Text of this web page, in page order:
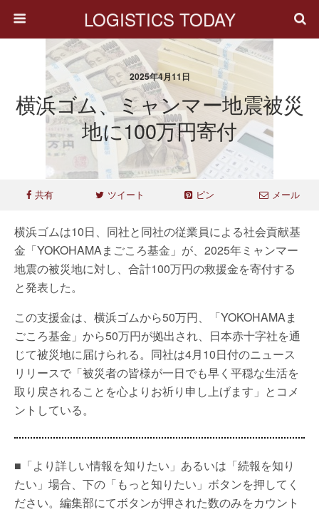
LOGISTICS TODAY
2025年4月11日
横浜ゴム、ミャンマー地震被災
地に100万円寄付
共有 ツイート ピン メール
横浜ゴムは10日、同社と同社の従業員による社会貢献基
金「YOKOHAMAまごころ基金」が、2025年ミャンマー
地震の被災地に対し、合計100万円の救援金を寄付する
と発表した。
この支援金は、横浜ゴムから50万円、「YOKOHAMAま
ごころ基金」から50万円が拠出され、日本赤十字社を通
じて被災地に届けられる。同社は4月10日付のニュース
リリースで「被災者の皆様が一日でも早く平穏な生活を
取り戻されることを心よりお祈り申し上げます」とコメ
ントしている。
■「より詳しい情報を知りたい」あるいは「続報を知り
たい」場合、下の「もっと知りたい」ボタンを押してく
ださい。編集部にてボタンが押された数のみをカウント